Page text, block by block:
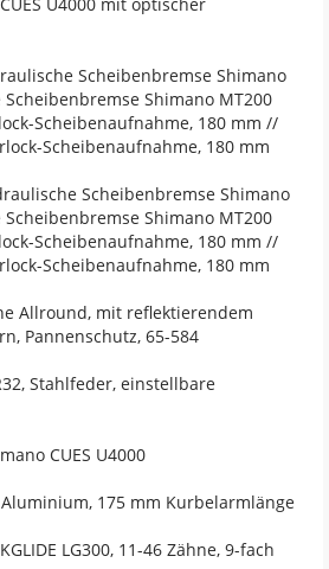
Scheibenbremse Shimano
Shimano MT200
Scheibenaufnahme, 180 mm //
Scheibenaufnahme, 180 mm
Scheibenbremse Shimano
Shimano MT200
Scheibenaufnahme, 180 mm //
Scheibenaufnahme, 180 mm
Allround, mit reflektierendem
Pannenschutz, 65-584
Stahlfeder, einstellbare
CUES U4000
175 mm Kurbelarmlänge
LG300, 11-46 Zähne, 9-fach